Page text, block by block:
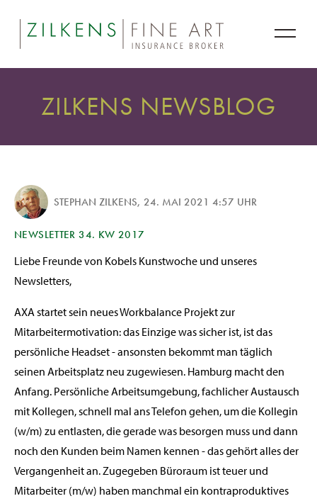
ZILKENS NEWSBLOG
STEPHAN ZILKENS, 24. MAI 2021 4:57 UHR
NEWSLETTER 34. KW 2017
Liebe Freunde von Kobels Kunstwoche und unseres
Newsletters,
AXA startet sein neues Workbalance Projekt zur
Mitarbeitermotivation: das Einzige was sicher ist, ist das
persönliche Headset - ansonsten bekommt man täglich
seinen Arbeitsplatz neu zugewiesen. Hamburg macht den
Anfang. Persönliche Arbeitsumgebung, fachlicher Austausch
mit Kollegen, schnell mal ans Telefon gehen, um die Kollegin
(w/m) zu entlasten, die gerade was besorgen muss und dann
noch den Kunden beim Namen kennen - das gehört alles der
Vergangenheit an. Zugegeben Büroraum ist teuer und
Mitarbeiter (m/w) haben manchmal ein kontraproduktives